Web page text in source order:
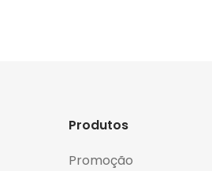
Produtos
Promoção